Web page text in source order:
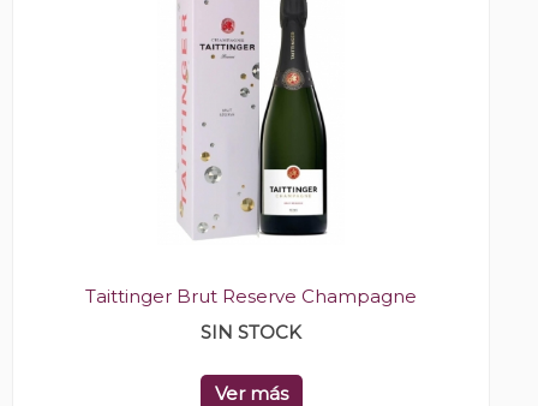
Taittinger Brut Reserve Champagne
SIN STOCK
Ver más